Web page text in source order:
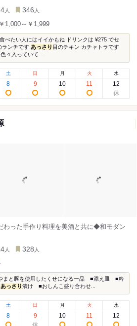
人 346 人
￥1,000～￥1,999
べたい人にはイイかもね ドリンクは ¥275 でセ
ランチです あっさり 目のチキン カチャトラです
々入っていて...
土
8
日
9
月
10
火
11
水
12
わった手作り料理を美酒と共に◆和モダン
人 328 人
まと豚を使用したくせになる一品 ■添え皿 ■粋
あっさり漬け ■おしんこ盛り合わせ...
土
8
日
9
月
10
火
11
水
12